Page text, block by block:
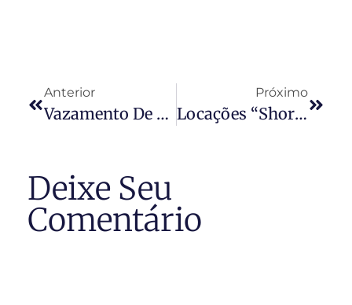
Anterior
Vazamento De Água Em Apartamento: Como Identificar E De Quem É A Responsabilidade
Próximo
Locações “Short Stay” Por Aplicativos De Hospedagem Em Condomínios: Atualizações À Luz Dos Julgados De 2024
Deixe Seu
Comentário